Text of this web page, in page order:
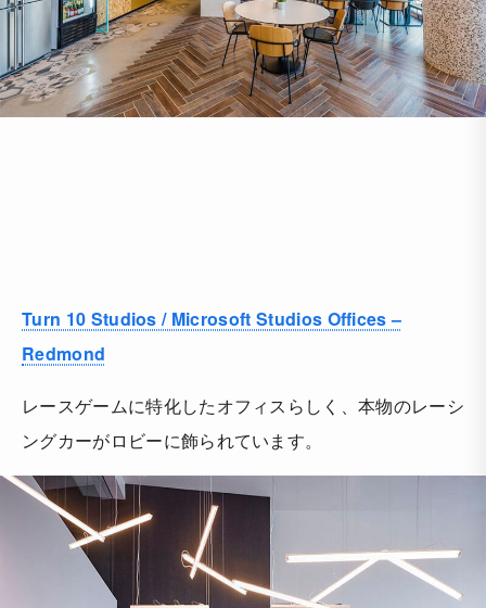
Turn 10 Studios / Microsoft Studios Offices –
Redmond
レースゲームに特化したオフィスらしく、本物のレーシ
ングカーがロビーに飾られています。